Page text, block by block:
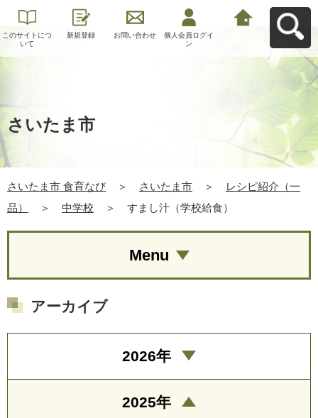
このサイトにつ
いて
新規登録 お問い合わせ
個人会員ログイ
ン
さいたま市
さいたま市 食育なび ＞ さいたま市 ＞
レシピ紹介（一
品）
＞ 中学校 ＞ すまし汁（学校給食）
Menu
アーカイブ
2026年
2025年